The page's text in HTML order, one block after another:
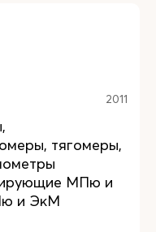
2011
тягомеры,
МПю и
и ЭкМ